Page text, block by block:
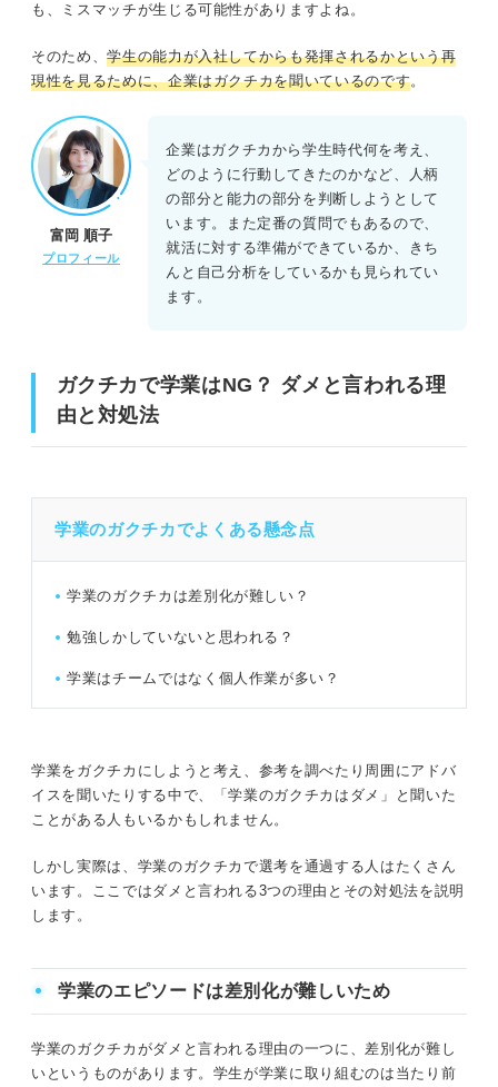
も、ミスマッチが生じる可能性がありますよね。
そのため、学生の能力が入社してからも発揮されるかという再
現性を見るために、企業はガクチカを聞いているのです。
富岡 順子
プロフィール
企業はガクチカから学生時代何を考え、
どのように行動してきたのかなど、人柄
の部分と能力の部分を判断しようとして
います。また定番の質問でもあるので、
就活に対する準備ができているか、きち
んと自己分析をしているかも見られてい
ます。
ガクチカで学業はNG？ ダメと言われる理
由と対処法
学業のガクチカでよくある懸念点
学業のガクチカは差別化が難しい？
勉強しかしていないと思われる？
学業はチームではなく個人作業が多い？
学業をガクチカにしようと考え、参考を調べたり周囲にアドバ
イスを聞いたりする中で、「学業のガクチカはダメ」と聞いた
ことがある人もいるかもしれません。
しかし実際は、学業のガクチカで選考を通過する人はたくさん
います。ここではダメと言われる3つの理由とその対処法を説明
します。
学業のエピソードは差別化が難しいため
学業のガクチカがダメと言われる理由の一つに、差別化が難し
いというものがあります。学生が学業に取り組むのは当たり前
⑤入学以前のことを書いている
学業から自分だけのガクチカを作って選考を突破しよう！